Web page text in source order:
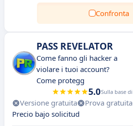
Confronta
PASS REVELATOR
Come fanno gli hacker a
violare i tuoi account?
Come protegg
5.0Sulla base di
Versione gratuita Prova gratuita
Precio bajo solicitud